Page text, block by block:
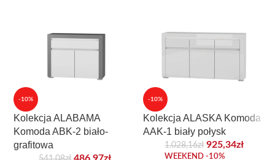
-10%
Kolekcja ALABAMA
Komoda ABK-2 biało-
grafitowa
486,97zł
-10%
Kolekcja ALASKA Komoda
AAK-1 biały połysk
1.028,16zł 925,34zł
WEEKEND -10%